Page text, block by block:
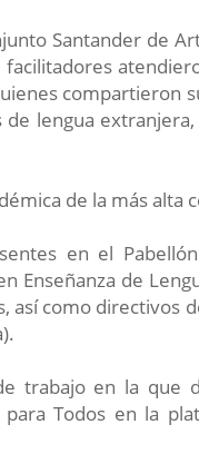
Santander de
compartieron
lengua
de la más
en el
de
así como directivos
trabajo en la que
Todos en la